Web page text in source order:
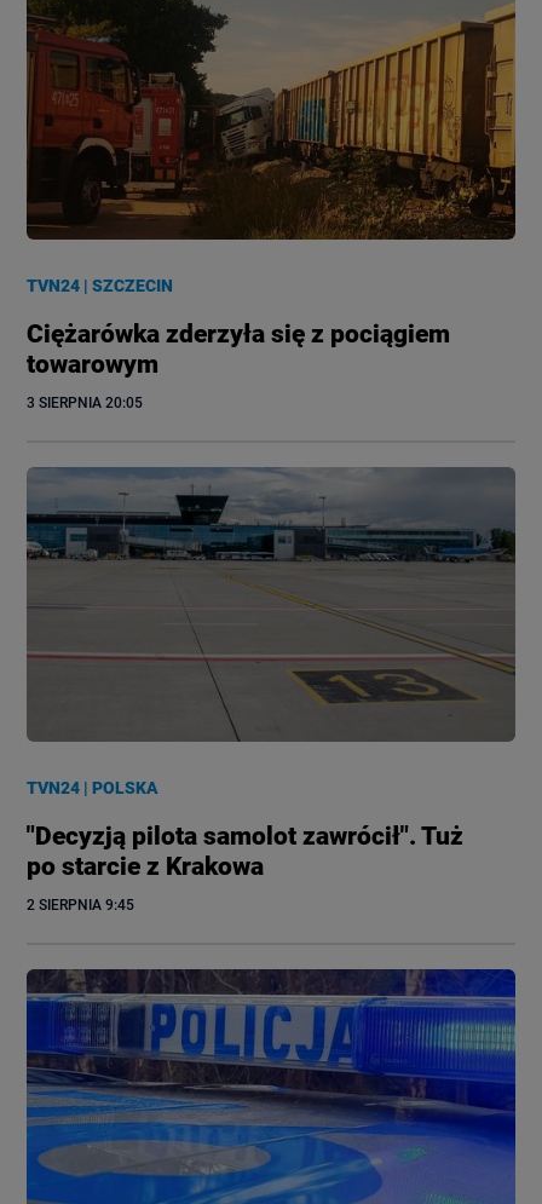
TVN24 |SZCZECIN
Ciężarówka zderzyła się z pociągiem
towarowym
3 SIERPNIA 20:05
TVN24 |POLSKA
"Decyzją pilota samolot zawrócił". Tuż
po starcie z Krakowa
2 SIERPNIA 9:45